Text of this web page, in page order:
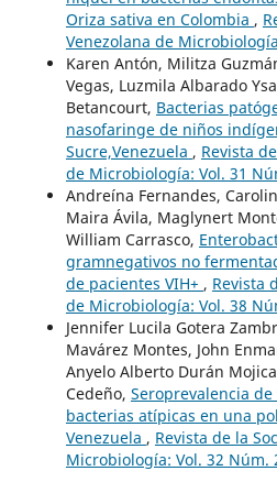
Oriza sativa en Colombia ,
Venezolana de
Karen Antón, Militza
Vegas, Luzmila Albarado
Betancourt, Bacterias
nasofaringe de niños
Sucre,Venezuela , Revista
de Microbiología: Vol. 31
Andreína Fernandes,
Maira Ávila, Maglynert
William Carrasco,
gramnegativos no
de pacientes VIH+ , Revista
de Microbiología: Vol. 38
Jennifer Lucila Gotera
Mavárez Montes, John
Anyelo Alberto Durán
Cedeño, Seroprevalencia
bacterias atípicas en una
Venezuela , Revista de la
Microbiología: Vol. 32 Núm.